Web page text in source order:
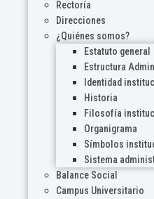
Rectoría
Direcciones
¿Quiénes somos?
Estatuto general
Estructura
Identidad
Historia
Filosofía
Organigrama
Símbolos
Sistema
Balance Social
Campus Universitario